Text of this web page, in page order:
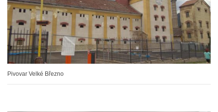
Pivovar Velké Březno